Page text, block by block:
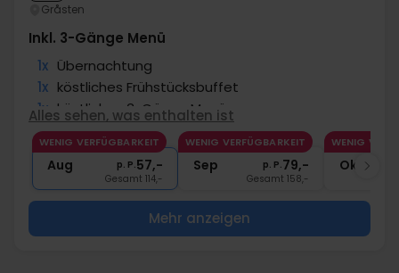
Gråsten
Inkl. 3-Gänge Menü
1x Übernachtung
1x köstliches Frühstücksbuffet
1x köstliches 3-Gänge Menü
∞ Gratis Parken am Hotel
∞ Gratis Internet
Alles sehen, was enthalten ist
WENIG VERFÜGBARKEIT
Aug p. P.57,-
Gesamt 114,-
WENIG VERFÜGBARKEIT
Sep p. P.79,-
Gesamt 158,-
WENIG
Okt
Mehr anzeigen